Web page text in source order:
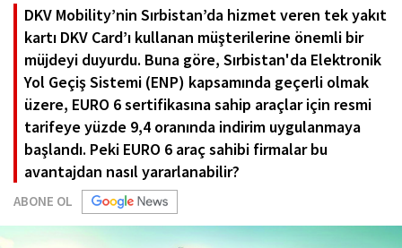
DKV Mobility’nin Sırbistan’da hizmet veren tek yakıt
kartı DKV Card’ı kullanan müşterilerine önemli bir
müjdeyi duyurdu. Buna göre, Sırbistan'da Elektronik
Yol Geçiş Sistemi (ENP) kapsamında geçerli olmak
üzere, EURO 6 sertifikasına sahip araçlar için resmi
tarifeye yüzde 9,4 oranında indirim uygulanmaya
başlandı. Peki EURO 6 araç sahibi firmalar bu
avantajdan nasıl yararlanabilir?
ABONE OL